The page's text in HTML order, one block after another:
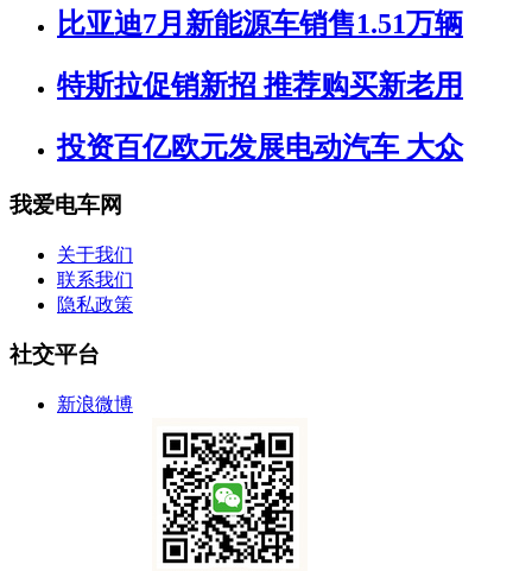
比亚迪7月新能源车销售1.51万辆
特斯拉促销新招 推荐购买新老用
投资百亿欧元发展电动汽车 大众
我爱电车网
关于我们
联系我们
隐私政策
社交平台
新浪微博